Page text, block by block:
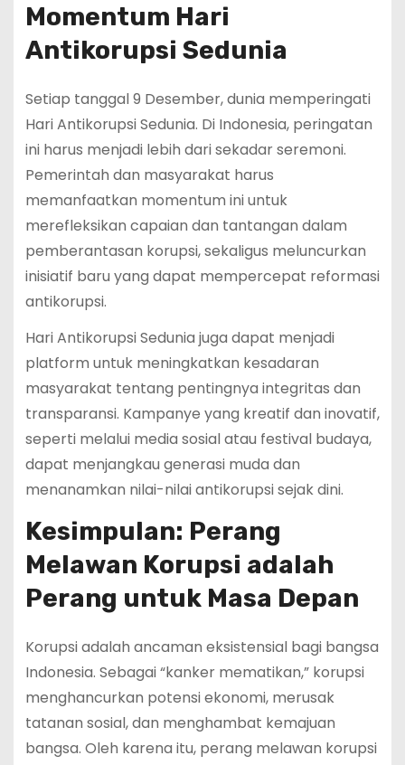
Momentum Hari
Antikorupsi Sedunia
Setiap tanggal 9 Desember, dunia memperingati
Hari Antikorupsi Sedunia. Di Indonesia, peringatan
ini harus menjadi lebih dari sekadar seremoni.
Pemerintah dan masyarakat harus
memanfaatkan momentum ini untuk
merefleksikan capaian dan tantangan dalam
pemberantasan korupsi, sekaligus meluncurkan
inisiatif baru yang dapat mempercepat reformasi
antikorupsi.
Hari Antikorupsi Sedunia juga dapat menjadi
platform untuk meningkatkan kesadaran
masyarakat tentang pentingnya integritas dan
transparansi. Kampanye yang kreatif dan inovatif,
seperti melalui media sosial atau festival budaya,
dapat menjangkau generasi muda dan
menanamkan nilai-nilai antikorupsi sejak dini.
Kesimpulan: Perang
Melawan Korupsi adalah
Perang untuk Masa Depan
Korupsi adalah ancaman eksistensial bagi bangsa
Indonesia. Sebagai “kanker mematikan,” korupsi
menghancurkan potensi ekonomi, merusak
tatanan sosial, dan menghambat kemajuan
bangsa. Oleh karena itu, perang melawan korupsi